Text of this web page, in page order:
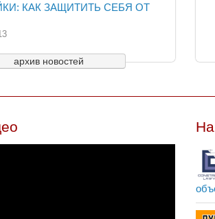
КАК ЗАЩИТИТЬ СЕБЯ ОТ
архив новостей